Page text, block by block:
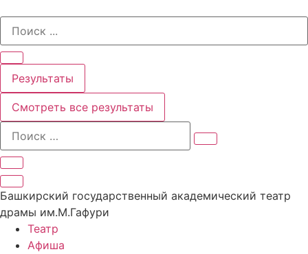
содержимому
Search
Результаты
Смотреть все результаты
Башкирский государственный академический театр
драмы им.М.Гафури
Театр
Афиша